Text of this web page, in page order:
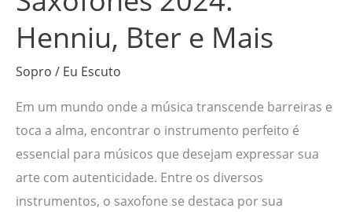
Henniu, Bter e Mais
Sopro / Eu Escuto
Em um mundo onde a música transcende barreiras e
toca a alma, encontrar o instrumento perfeito é
essencial para músicos que desejam expressar sua
arte com autenticidade. Entre os diversos
instrumentos, o saxofone se destaca por sua